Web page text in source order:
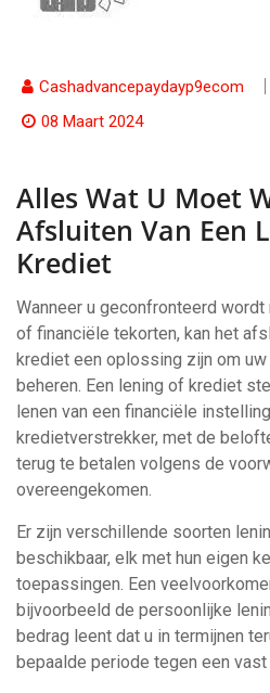
Cashadvancepaydayp9ecom
08 Maart 2024
Alles Wat U Moet
Afsluiten Van Een
Krediet
Wanneer u geconfronteerd
of financiële tekorten, kan het
krediet een oplossing zijn om
beheren. Een lening of krediet
lenen van een financiële
kredietverstrekker, met de
terug te betalen volgens de
overeengekomen.
Er zijn verschillende soorten
beschikbaar, elk met hun eigen
toepassingen. Een
bijvoorbeeld de persoonlijke
bedrag leent dat u in termijnen
bepaalde periode tegen een